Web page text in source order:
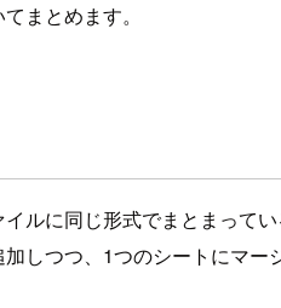
まとめます。
ルに同じ形式でまとまってい
しつつ、1つのシートにマー